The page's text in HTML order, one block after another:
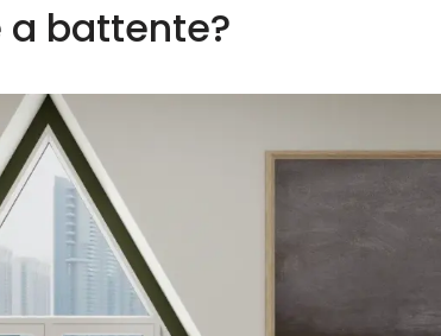
a battente?